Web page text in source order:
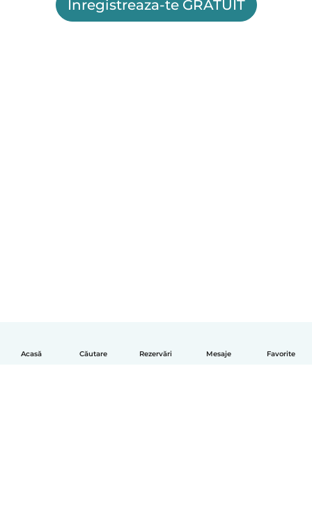
Acasă Căutare Rezervări Mesaje Favorite
Inregistreaza-te GRATUIT